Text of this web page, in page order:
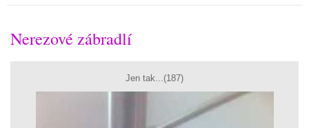
Nerezové zábradlí
Jen tak...(187)